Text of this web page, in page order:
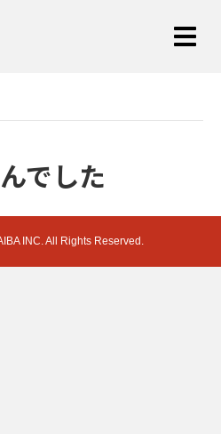
でした
INC. All Rights Reserved.